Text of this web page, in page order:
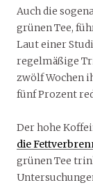
Auch die
grünen Tee,
Laut einer
regelmäßige
zwölf Wochen
fünf Prozent
Der hohe
die
grünen Tee